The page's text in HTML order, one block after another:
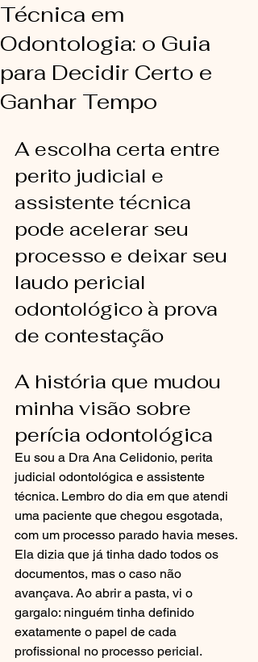
Técnica em
Odontologia: o Guia
para Decidir Certo e
Ganhar Tempo
A escolha certa entre
perito judicial e
assistente técnica
pode acelerar seu
processo e deixar seu
laudo pericial
odontológico à prova
de contestação
A história que mudou
minha visão sobre
perícia odontológica
Eu sou a Dra Ana Celidonio, perita
judicial odontológica e assistente
técnica. Lembro do dia em que atendi
uma paciente que chegou esgotada,
com um processo parado havia meses.
Ela dizia que já tinha dado todos os
documentos, mas o caso não
avançava. Ao abrir a pasta, vi o
gargalo: ninguém tinha definido
exatamente o papel de cada
profissional no processo pericial.